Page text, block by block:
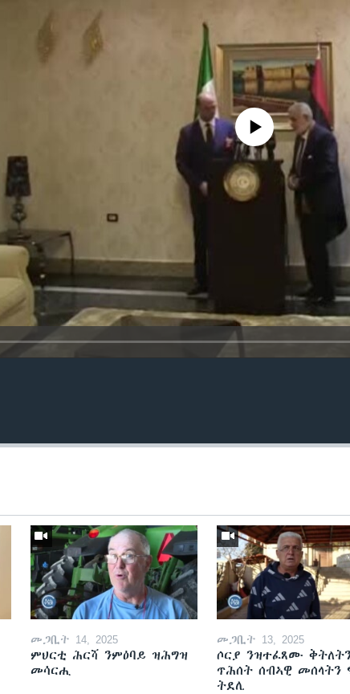
No media source currently
መጋቢት 14, 2025
ምህርቲ ሕርሻ ንምዕባይ ዝሕግዝ
መሳርሒ
መጋቢት 13, 2025
ሶርያ ንዝተፈጸሙ
ጥሕሰት ሰብኣዊ መሰላትን
ትደሊ